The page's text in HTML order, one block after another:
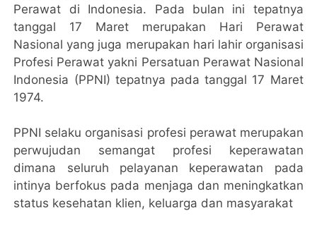
Perawat di Indonesia. Pada bulan ini tepatnya
tanggal 17 Maret merupakan Hari Perawat
Nasional yang juga merupakan hari lahir organisasi
Profesi Perawat yakni Persatuan Perawat Nasional
Indonesia (PPNI) tepatnya pada tanggal 17 Maret
1974.
PPNI selaku organisasi profesi perawat merupakan
perwujudan semangat profesi keperawatan
dimana seluruh pelayanan keperawatan pada
intinya berfokus pada menjaga dan meningkatkan
status kesehatan klien, keluarga dan masyarakat